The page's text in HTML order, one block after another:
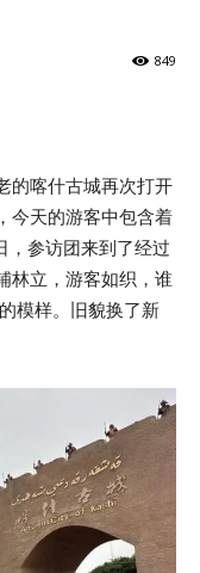
849
的喀什古城再次打开
今天的游客中包含着
，参访团来到了经过
林立，游客如织，谁
模样。旧貌换了新